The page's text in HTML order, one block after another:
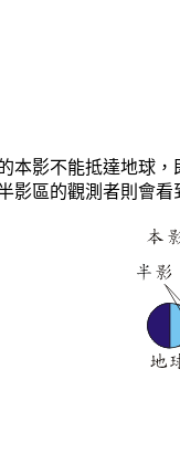
本影不能抵達地球
影區的觀測者則會看